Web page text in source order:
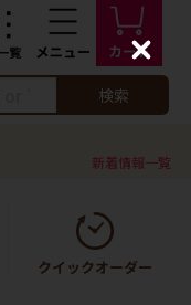
検索
新着情報一覧
C
l
s